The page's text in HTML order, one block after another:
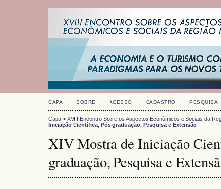
CAPA SOBRE ACESSO CADASTRO PESQUISA
Capa > XVIII Encontro Sobre os Aspectos Econômicos e Sociais da
Iniciação Científica, Pós-graduação, Pesquisa e Extensão
XIV Mostra de Iniciação
graduação, Pesquisa e